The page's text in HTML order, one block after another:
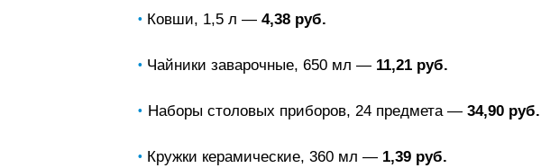
• Ковши, 1,5 л — 4,38 руб.
• Чайники заварочные, 650 мл — 11,21 руб.
• Наборы столовых приборов, 24 предмета — 34,90 руб.
• Кружки керамические, 360 мл — 1,39 руб.